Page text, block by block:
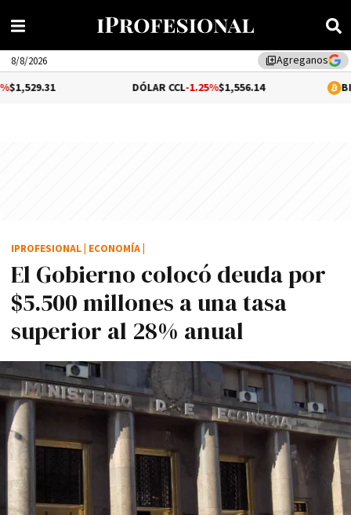
library_addAgreganos
8/8/2026
-1.25%$1,556.14 -
El Gobierno colocó deuda por
$5.500 millones a una tasa
superior al 28% anual
IPROFESIONAL ECONOMÍA